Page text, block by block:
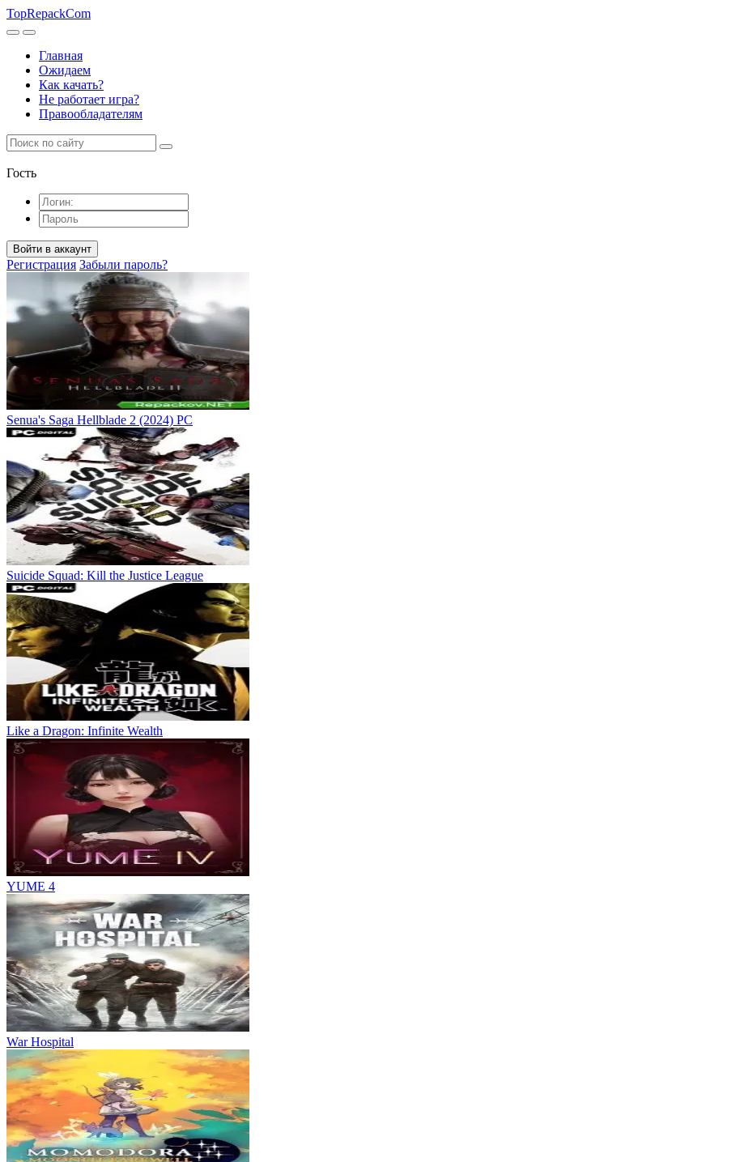
TopRepackCom
Главная
Ожидаем
Как качать?
Не работает игра?
Правообладателям
Гость
Войти в аккаунт
Регистрация Забыли пароль?
Senua's Saga Hellblade 2 (2024) PC
Suicide Squad: Kill the Justice League
Like a Dragon: Infinite Wealth
YUME 4
War Hospital